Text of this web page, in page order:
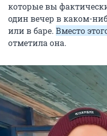
которые вы
один вечер в каком-
или в баре. Вместо
отметила она.